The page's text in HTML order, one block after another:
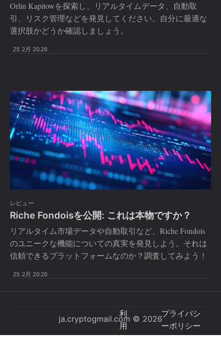
Orlin Kapitowを探索し、リアルタイムデータ、自動取
引、リスク管理などを発見してください。自分に最適な
選択肢かどうか確認しましょう。
25 2月 2026
レビュー
Riche Fondoisを公開: これは本物ですか？
リアルタイム市場データや自動取引など、Riche Fondois
のユニークな機能についての真実を発見しよう。それは
信頼できるプラットフォームなのか？調査してみよう！
25 2月 2026
利
用
規
プライバシ
ーポリシー
ja.cryptogmail.com © 2026